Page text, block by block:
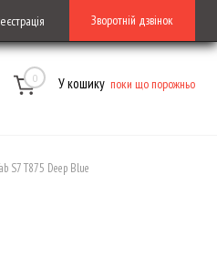
Зворотній дзвінок
0 У кошику поки що порожньо
S7 T875 Deep Blue